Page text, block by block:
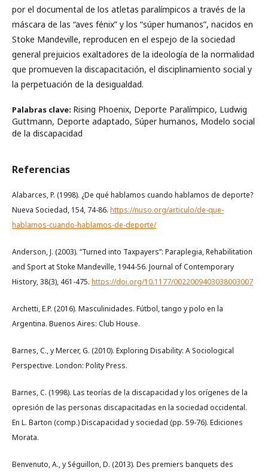
por el documental de los atletas paralímpicos a través de la
máscara de las “aves fénix” y los “súper humanos”, nacidos en
Stoke Mandeville, reproducen en el espejo de la sociedad
general prejuicios exaltadores de la ideología de la normalidad
que promueven la discapacitación, el disciplinamiento social y
la perpetuación de la desigualdad.
Palabras clave: Rising Phoenix, Deporte Paralímpico, Ludwig
Guttmann, Deporte adaptado, Súper humanos, Modelo social
de la discapacidad
Referencias
Alabarces, P. (1998). ¿De qué hablamos cuando hablamos de deporte?
Nueva Sociedad, 154, 74-86. https://nuso.org/articulo/de-que-
hablamos-cuando-hablamos-de-deporte/
Anderson, J. (2003). “Turned into Taxpayers”: Paraplegia, Rehabilitation
and Sport at Stoke Mandeville, 1944-56. Journal of Contemporary
History, 38(3), 461-475. https://doi.org/10.1177/0022009403038003007
Archetti, E.P. (2016). Masculinidades. Fútbol, tango y polo en la
Argentina. Buenos Aires: Club House.
Barnes, C., y Mercer, G. (2010). Exploring Disability: A Sociological
Perspective. London: Polity Press.
Barnes, C. (1998). Las teorías de la discapacidad y los orígenes de la
opresión de las personas discapacitadas en la sociedad occidental.
En L. Barton (comp.) Discapacidad y sociedad (pp. 59-76). Ediciones
Morata.
Benvenuto, A., y Séguillon, D. (2013). Des premiers banquets des